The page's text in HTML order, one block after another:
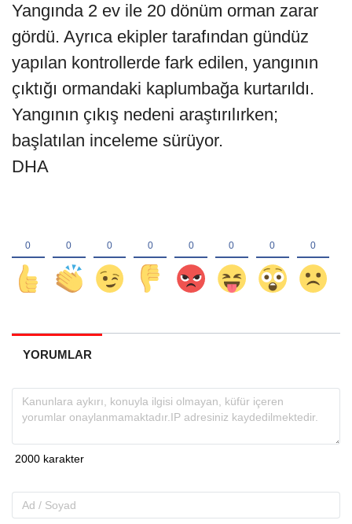
Yangında 2 ev ile 20 dönüm orman zarar
gördü. Ayrıca ekipler tarafından gündüz
yapılan kontrollerde fark edilen, yangının
çıktığı ormandaki kaplumbağa kurtarıldı.
Yangının çıkış nedeni araştırılırken;
başlatılan inceleme sürüyor.
DHA
YORUMLAR